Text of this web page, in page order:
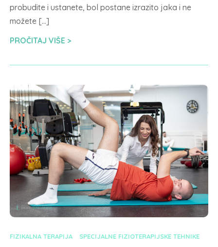
probudite i ustanete, bol postane izrazito jaka i ne
možete […]
PROČITAJ VIŠE
FIZIKALNA TERAPIJA SPECIJALNE FIZIOTERAPIJSKE TEHNIKE